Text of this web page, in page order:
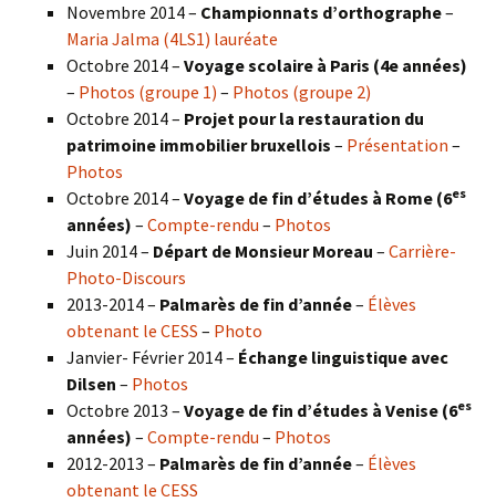
Novembre 2014 – Championnats d’orthographe–
Maria Jalma (4LS1) lauréate
Octobre 2014 – Voyage scolaire à Paris (4e années)
– Photos (groupe 1) – Photos (groupe 2)
Octobre 2014 – Projet pour la restauration du
patrimoine immobilier bruxellois – Présentation –
Photos
Octobre 2014 – Voyage de fin d’études à Rome (6es
années) – Compte-rendu – Photos
Juin 2014 – Départ de Monsieur Moreau – Carrière-
Photo-Discours
2013-2014 – Palmarès de fin d’année– Élèves
obtenant le CESS – Photo
Janvier- Février 2014 – Échange linguistique avec
Dilsen – Photos
Octobre 2013 – Voyage de fin d’études à Venise (6es
années) – Compte-rendu – Photos
2012-2013 – Palmarès de fin d’année– Élèves
obtenant le CESS